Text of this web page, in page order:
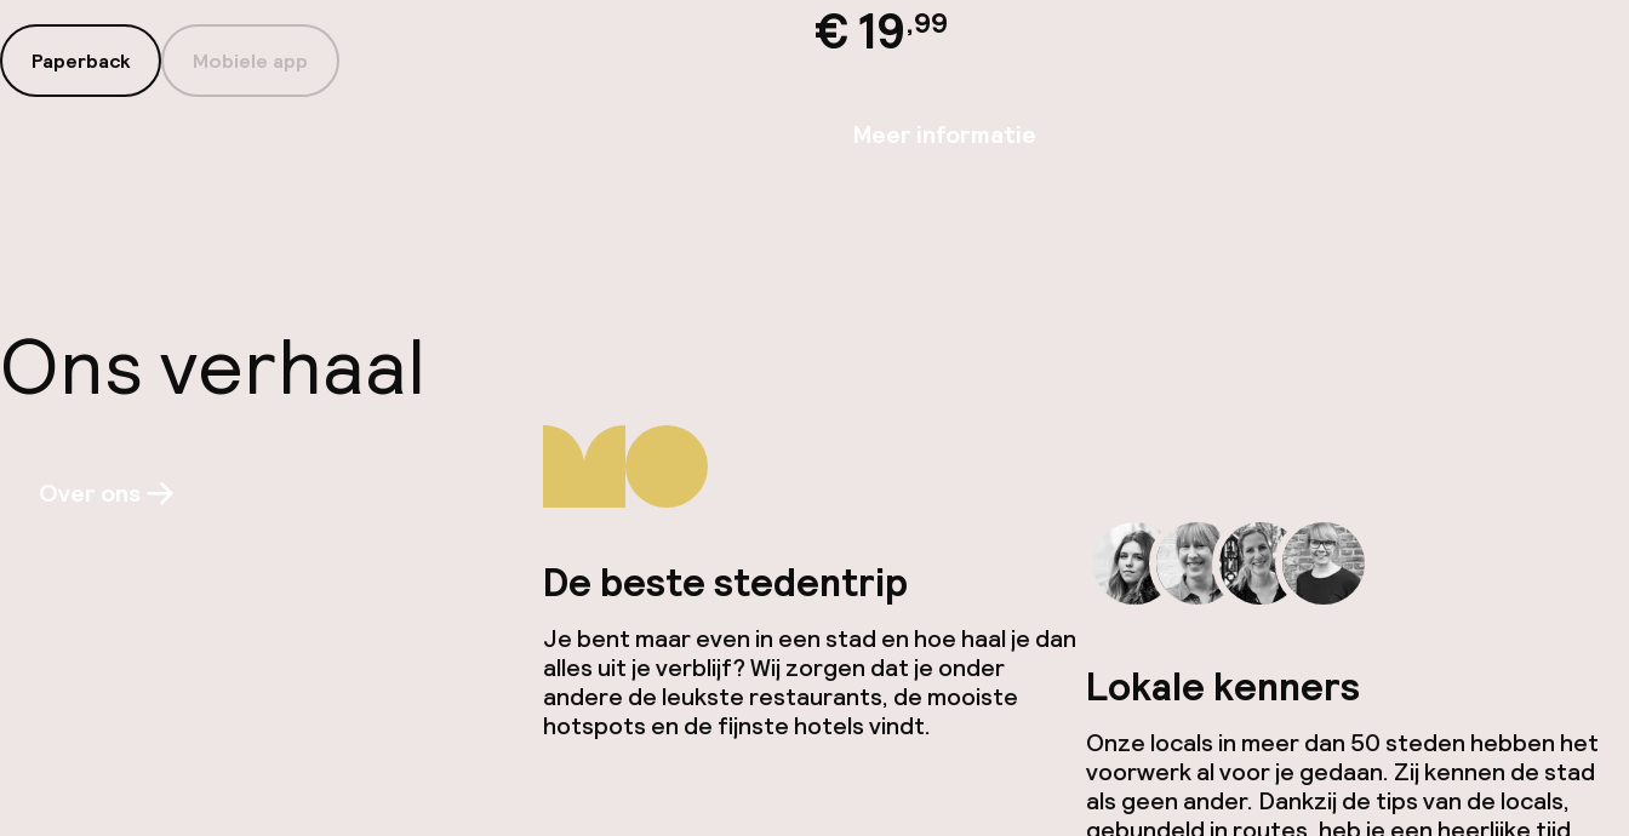
Paperback Mobiele app € 19,99
Meer informatie
Ons verhaal
Over ons
De beste stedentrip
Je bent maar even in een stad en hoe haal je dan
alles uit je verblijf? Wij zorgen dat je onder
andere de leukste restaurants, de mooiste
hotspots en de fijnste hotels vindt.
Lokale kenners
Onze locals in meer dan 50 steden hebben het
voorwerk al voor je gedaan. Zij kennen de stad
als geen ander. Dankzij de tips van de locals,